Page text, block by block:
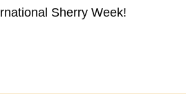
Sherry Week!